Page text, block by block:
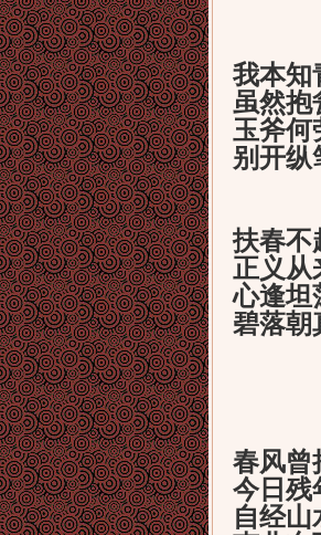
我本知
虽然抱
玉斧何
别开纵
扶春不
正义从
心逢坦
碧落
友
春风曾
今日残
自经山